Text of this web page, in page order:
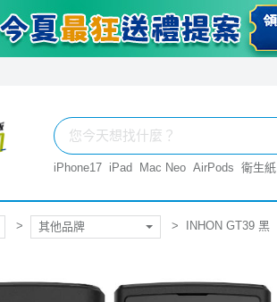
iPhone17 iPad Mac Neo AirPods 衛生紙
其他品牌 INHON GT39 黑